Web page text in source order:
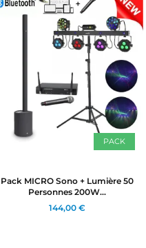
PACK
Pack MICRO Sono + Lumière 50
Personnes 200W...
144,00 €